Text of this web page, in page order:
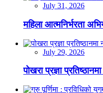
July 31, 2026
महिला आत्मनिर्भरता
July 29, 2026
पोखरा प्रज्ञा